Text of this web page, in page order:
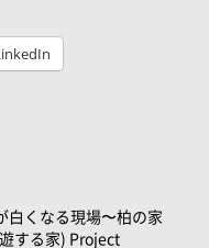
白くなる現場〜柏の家
する家) Project